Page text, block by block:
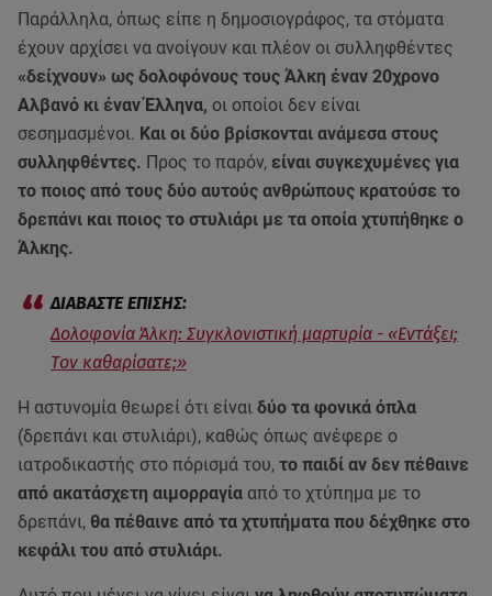
Παράλληλα, όπως είπε η δημοσιογράφος, τα στόματα
έχουν αρχίσει να ανοίγουν και πλέον οι συλληφθέντες
«δείχνουν» ως δολοφόνους τους Άλκη έναν 20χρονο
Αλβανό κι έναν Έλληνα, οι οποίοι δεν είναι
σεσημασμένοι. Και οι δύο βρίσκονται ανάμεσα στους
συλληφθέντες. Προς το παρόν, είναι συγκεχυμένες για
το ποιος από τους δύο αυτούς ανθρώπους κρατούσε το
δρεπάνι και ποιος το στυλιάρι με τα οποία χτυπήθηκε ο
Άλκης.
Δολοφονία Άλκη: Συγκλονιστική μαρτυρία - «Εντάξει;
Tον καθαρίσατε;»
Η αστυνομία θεωρεί ότι είναι δύο τα φονικά όπλα
(δρεπάνι και στυλιάρι), καθώς όπως ανέφερε ο
ιατροδικαστής στο πόρισμά του, το παιδί αν δεν πέθαινε
από ακατάσχετη αιμορραγία από το χτύπημα με το
δρεπάνι, θα πέθαινε από τα χτυπήματα που δέχθηκε στο
κεφάλι του από στυλιάρι.